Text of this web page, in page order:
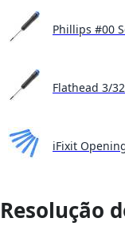
Phillips #00
Flathead 3/
iFixit
Resolução